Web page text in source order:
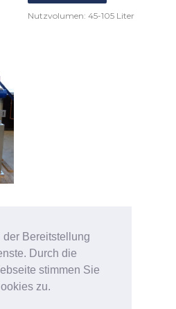
Bereitstellung
Durch die
stimmen Sie
zu.
Nutzvolumen: 45-105 Liter